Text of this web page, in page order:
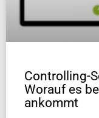
Controlling-
Worauf es
ankommt